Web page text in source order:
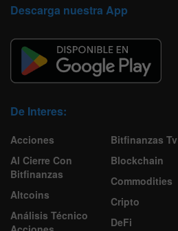
Descarga nuestra App
De Interes:
Acciones
Al Cierre Con
Bitfinanzas
Altcoins
Análisis Técnico
Bitfinanzas Tv
Blockchain
Commodities
Cripto
DeFi